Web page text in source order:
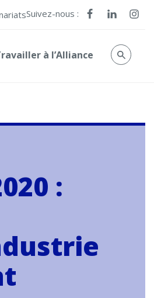
Suivez-nous :
à l’Alliance
: